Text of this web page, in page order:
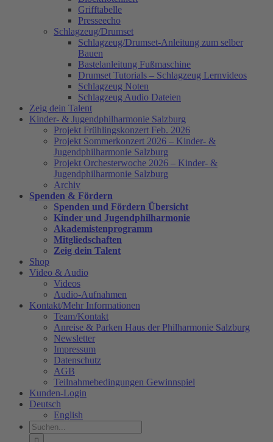
Grifftabelle
Presseecho
Schlagzeug/Drumset
Schlagzeug/Drumset-Anleitung zum selber
Bauen
Bastelanleitung Fußmaschine
Drumset Tutorials – Schlagzeug Lernvideos
Schlagzeug Noten
Schlagzeug Audio Dateien
Zeig dein Talent
Kinder- & Jugendphilharmonie Salzburg
Projekt Frühlingskonzert Feb. 2026
Projekt Sommerkonzert 2026 – Kinder- &
Jugendphilharmonie Salzburg
Projekt Orchesterwoche 2026 – Kinder- &
Jugendphilharmonie Salzburg
Archiv
Spenden & Fördern
Spenden und Fördern Übersicht
Kinder und Jugendphilharmonie
Akademistenprogramm
Mitgliedschaften
Zeig dein Talent
Shop
Video & Audio
Videos
Audio-Aufnahmen
Kontakt/Mehr Informationen
Team/Kontakt
Anreise & Parken Haus der Philharmonie Salzburg
Newsletter
Impressum
Datenschutz
AGB
Teilnahmebedingungen Gewinnspiel
Kunden-Login
Deutsch
English
Suche
nach: